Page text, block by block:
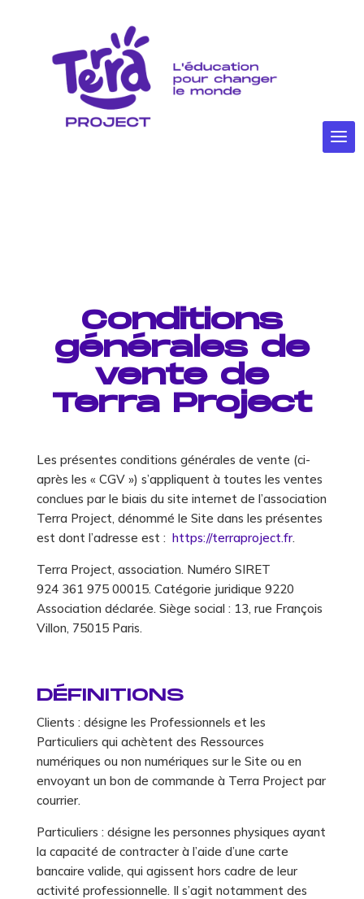
Conditions
générales de
vente de
Terra Project
Les présentes conditions générales de vente (ci-
après les « CGV ») s’appliquent à toutes les ventes
conclues par le biais du site internet de l’association
Terra Project, dénommé le Site dans les présentes
est dont l’adresse est : https://terraproject.fr.
Terra Project, association. Numéro SIRET
924 361 975 00015. Catégorie juridique 9220
Association déclarée. Siège social : 13, rue François
Villon, 75015 Paris.
DÉFINITIONS
Clients : désigne les Professionnels et les
Particuliers qui achètent des Ressources
numériques ou non numériques sur le Site ou en
envoyant un bon de commande à Terra Project par
courrier.
Particuliers : désigne les personnes physiques ayant
la capacité de contracter à l’aide d’une carte
bancaire valide, qui agissent hors cadre de leur
activité professionnelle. Il s’agit notamment des